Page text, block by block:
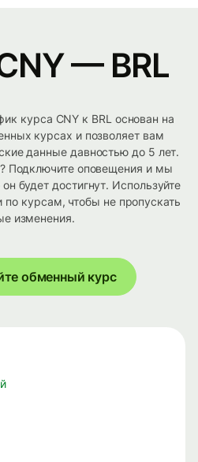
— BRL
курса CNY к BRL основан на
курсах и позволяет вам
данные давностью до 5 лет.
Подключите оповещения и мы
будет достигнут. Используйте
курсам, чтобы не пропускать
изменения.
обменный курс